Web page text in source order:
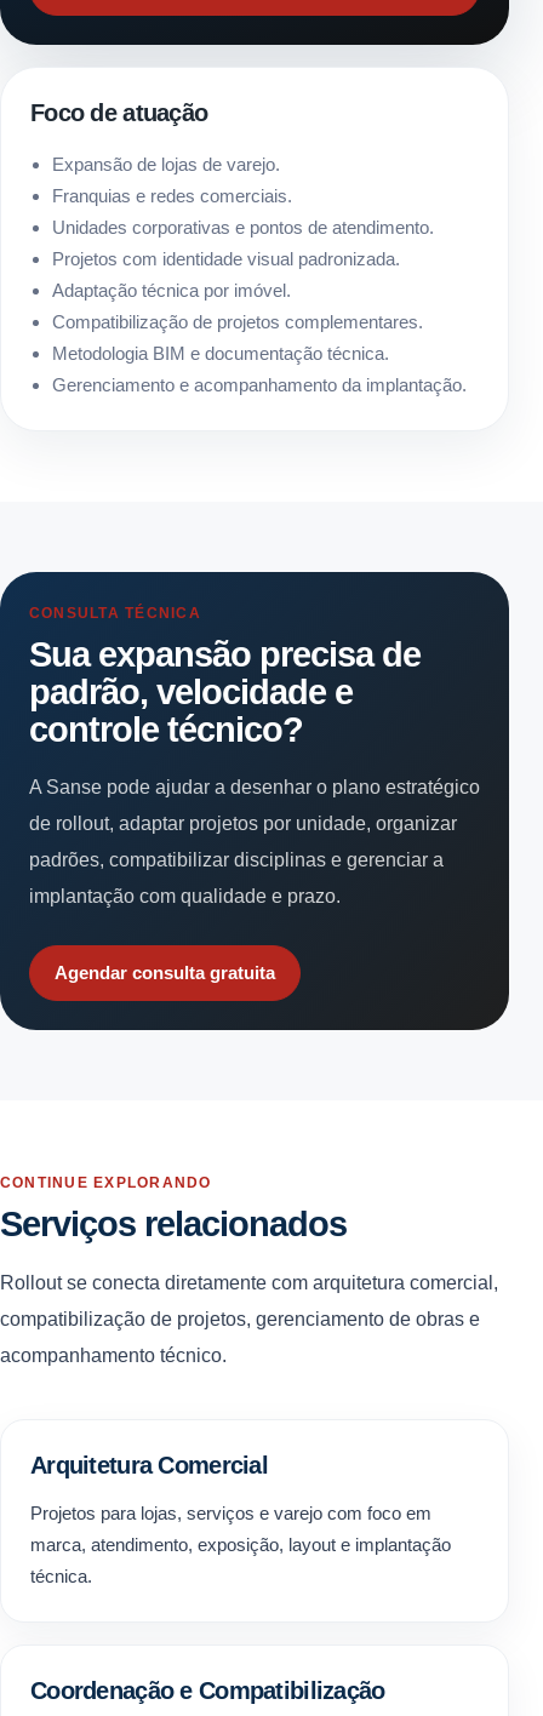
Foco de atuação
Expansão de lojas de varejo.
Franquias e redes comerciais.
Unidades corporativas e pontos de atendimento.
Projetos com identidade visual padronizada.
Adaptação técnica por imóvel.
Compatibilização de projetos complementares.
Metodologia BIM e documentação técnica.
Gerenciamento e acompanhamento da implantação.
CONSULTA TÉCNICA
Sua expansão precisa de
padrão, velocidade e
controle técnico?
A Sanse pode ajudar a desenhar o plano estratégico
de rollout, adaptar projetos por unidade, organizar
padrões, compatibilizar disciplinas e gerenciar a
implantação com qualidade e prazo.
Agendar consulta gratuita
CONTINUE EXPLORANDO
Serviços relacionados
Rollout se conecta diretamente com arquitetura comercial,
compatibilização de projetos, gerenciamento de obras e
acompanhamento técnico.
Arquitetura Comercial
Projetos para lojas, serviços e varejo com foco em
marca, atendimento, exposição, layout e implantação
técnica.
Coordenação e Compatibilização